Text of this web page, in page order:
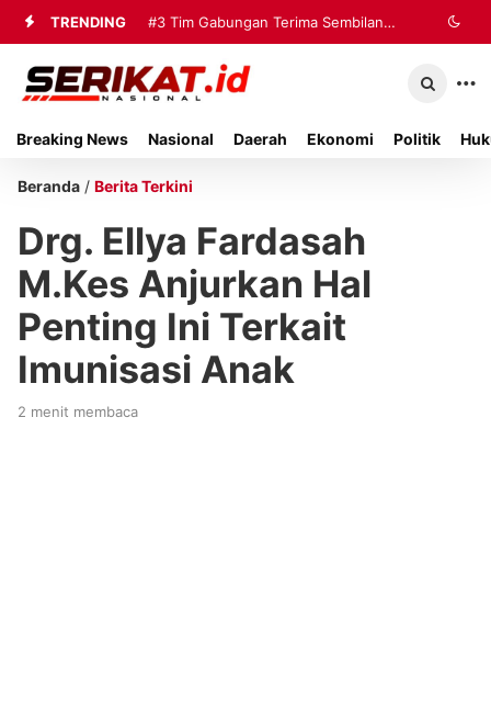
TRENDING #3 Tim Gabungan Terima Sembilan
Korban Evakuasi KM Mutiara Sentosa
Breaking News Nasional Daerah Ekonomi Politik
Beranda / Berita Terkini
Drg. Ellya Fardasah
M.Kes Anjurkan Hal
Penting Ini Terkait
Imunisasi Anak
2 menit membaca